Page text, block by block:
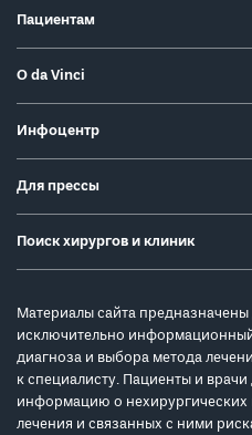
Пациентам
О da Vinci
Инфоцентр
Для прессы
Поиск хирургов и клиник
Материалы сайта
исключительно
диагноза и выбора метода
к специалисту. Пациенты и
информацию о нехирургических
лечения и связанных с ними